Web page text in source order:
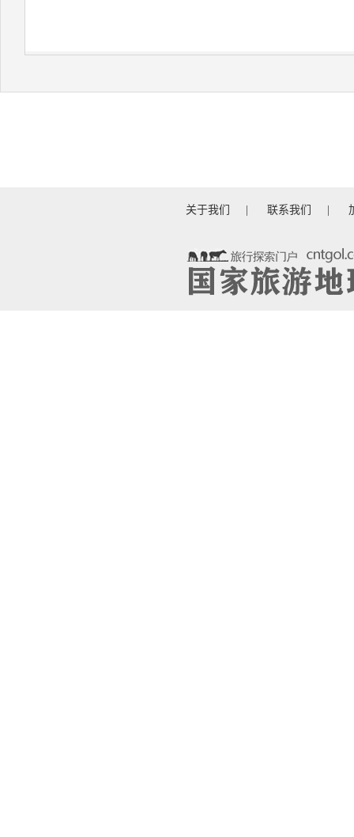
关于我们 联系我们